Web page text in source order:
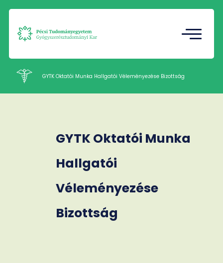
Intézetek
HU EN
GYTK Oktatói Munka Hallgatói Véleményezése Bizottság
GYTK Oktatói Munka
Hallgatói
Véleményezése
Bizottság